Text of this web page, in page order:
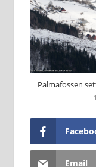
Palmafossen
Email